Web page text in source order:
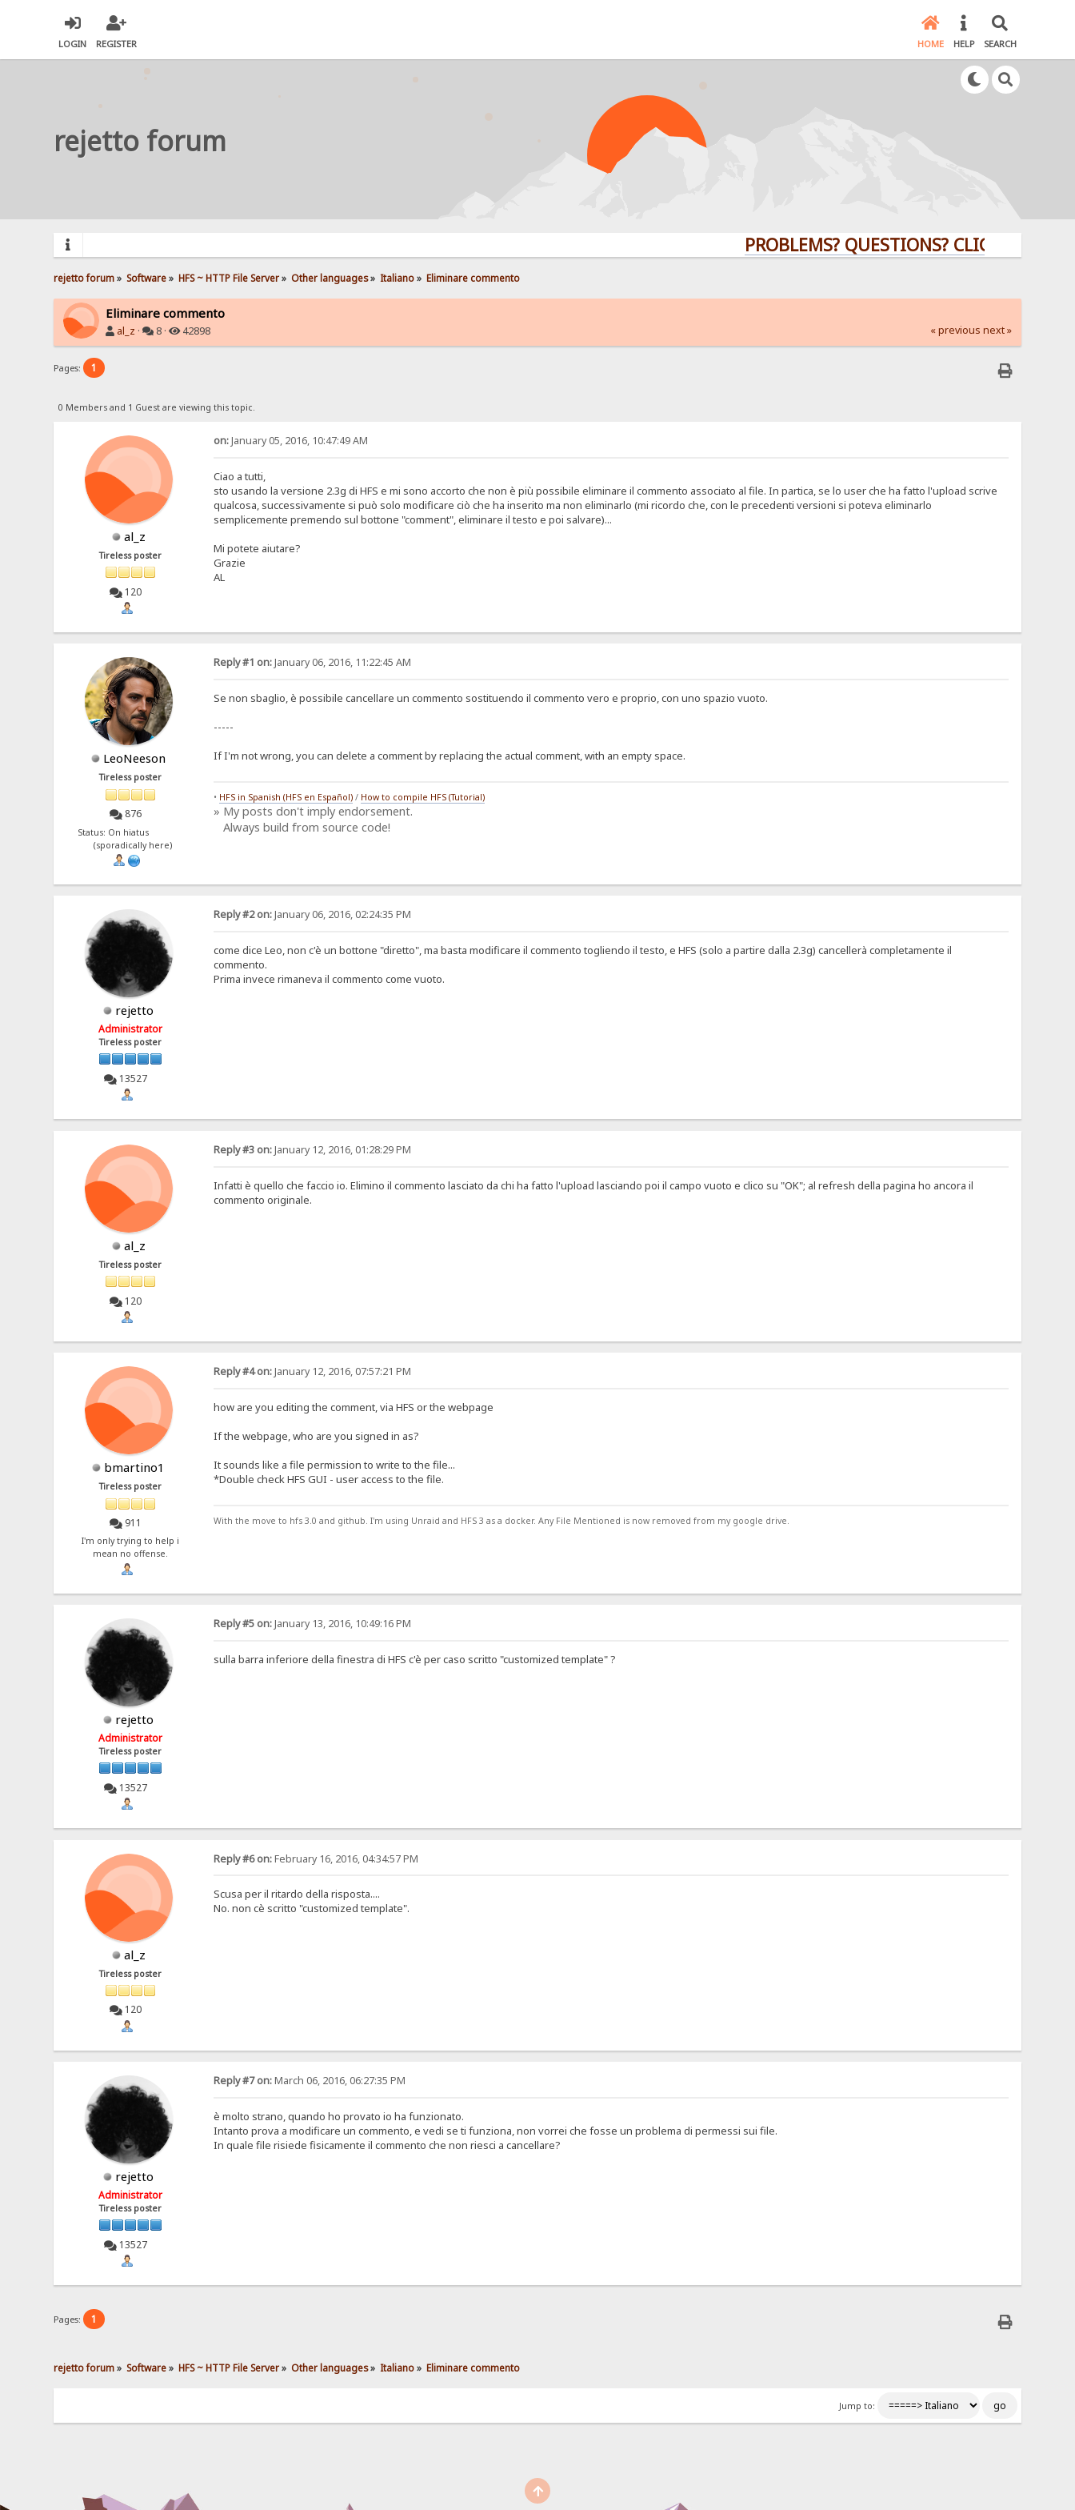
LOGIN REGISTER HOME HELP SEARCH
rejetto forum
PROBLEMS? QUESTIONS? CLICK HERE!
rejetto forum» Software» HFS ~ HTTP File Server» Other languages» Italiano» Eliminare commento
Eliminare commento
al_z · 8 · 42898 « previous next »
Pages: 1
0 Members and 1 Guest are viewing this topic.
al_z
Tireless poster
120
on:January 05, 2016, 10:47:49 AM
Ciao a tutti,
sto usando la versione 2.3g di HFS e mi sono accorto che non è più possibile eliminare il commento associato al file. In partica, se lo user che ha fatto l'upload scrive
qualcosa, successivamente si può solo modificare ciò che ha inserito ma non eliminarlo (mi ricordo che, con le precedenti versioni si poteva eliminarlo
semplicemente premendo sul bottone "comment", eliminare il testo e poi salvare)...
Mi potete aiutare?
Grazie
AL
LeoNeeson
Tireless poster
876
Status: On hiatus
(sporadically here)
Reply #1 on:January 06, 2016, 11:22:45 AM
Se non sbaglio, è possibile cancellare un commento sostituendo il commento vero e proprio, con uno spazio vuoto.
-----
If I'm not wrong, you can delete a comment by replacing the actual comment, with an empty space.
• HFS in Spanish (HFS en Español)/ How to compile HFS (Tutorial)
» My posts don't imply endorsement.
Always build from source code!
rejetto
Administrator
Tireless poster
13527
Reply #2 on:January 06, 2016, 02:24:35 PM
come dice Leo, non c'è un bottone "diretto", ma basta modificare il commento togliendo il testo, e HFS (solo a partire dalla 2.3g) cancellerà completamente il
commento.
Prima invece rimaneva il commento come vuoto.
al_z
Tireless poster
120
Reply #3 on:January 12, 2016, 01:28:29 PM
Infatti è quello che faccio io. Elimino il commento lasciato da chi ha fatto l'upload lasciando poi il campo vuoto e clico su "OK"; al refresh della pagina ho ancora il
commento originale.
bmartino1
Tireless poster
911
I'm only trying to help i
mean no offense.
Reply #4 on:January 12, 2016, 07:57:21 PM
how are you editing the comment, via HFS or the webpage
If the webpage, who are you signed in as?
It sounds like a file permission to write to the file...
*Double check HFS GUI - user access to the file.
With the move to hfs 3.0 and github. I'm using Unraid and HFS 3 as a docker. Any File Mentioned is now removed from my google drive.
rejetto
Administrator
Tireless poster
13527
Reply #5 on:January 13, 2016, 10:49:16 PM
sulla barra inferiore della finestra di HFS c'è per caso scritto "customized template" ?
al_z
Tireless poster
120
Reply #6 on:February 16, 2016, 04:34:57 PM
Scusa per il ritardo della risposta....
No. non cè scritto "customized template".
rejetto
Administrator
Tireless poster
13527
Reply #7 on:March 06, 2016, 06:27:35 PM
è molto strano, quando ho provato io ha funzionato.
Intanto prova a modificare un commento, e vedi se ti funziona, non vorrei che fosse un problema di permessi sui file.
In quale file risiede fisicamente il commento che non riesci a cancellare?
Pages: 1
rejetto forum» Software» HFS ~ HTTP File Server» Other languages» Italiano» Eliminare commento
Jump to: